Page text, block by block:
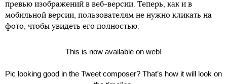
превью изображений в веб-версии. Теперь, как и в
мобильной версии, пользователям не нужно кликать на
фото, чтобы увидеть его полностью.
This is now available on web!
Pic looking good in the Tweet composer? That’s how it will look on